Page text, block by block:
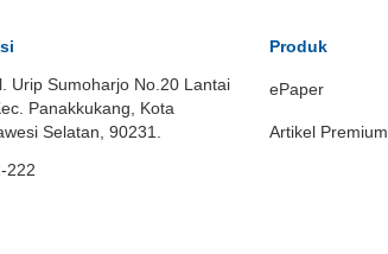
Urip Sumoharjo No.20 Lantai
Panakkukang, Kota
Selatan, 90231.
222
Produk
ePaper
Artikel Premium